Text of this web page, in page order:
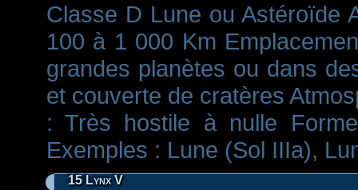
Classe D Lune ou Astéroïde
100 à 1 000 Km
grandes planètes ou dans
et couverte de cratères
: Très hostile à nulle
Exemples : Lune (Sol IIIa),
15 Lynx V